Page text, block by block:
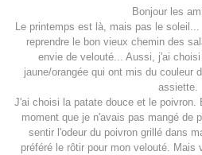
Bonjour les
Le printemps est là, mais pas le
reprendre le bon vieux chemin des
envie de velouté... Aussi, j'ai
jaune/orangée qui ont mis du couleur
assiette.
J'ai choisi la patate douce et le
moment que je n'avais pas mangé de
sentir l'odeur du poivron grillé dans
préféré le rôtir pour mon velouté. Mais